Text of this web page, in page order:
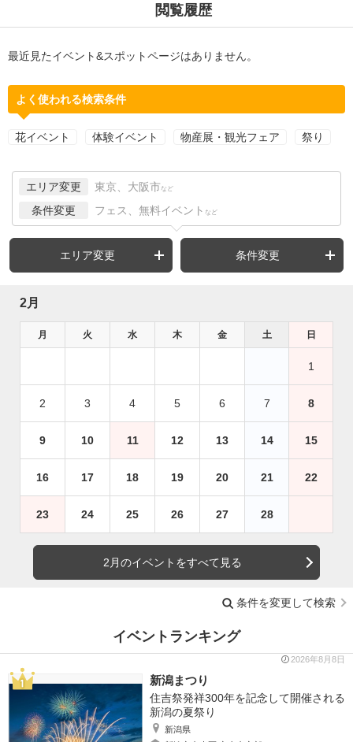
閲覧履歴
最近見たイベント&スポットページはありません。
よく使われる検索条件
花イベント 体験イベント 物産展・観光フェア 祭り
エリア変更 東京、大阪市 など
条件変更 フェス、無料イベント など
エリア変更 条件変更
2月
月 火 水 木 金 土 日
1
2 3 4 5 6 7 8
9 10 11 12 13 14 15
16 17 18 19 20 21 22
23 24 25 26 27 28
2月のイベントをすべて見る
条件を変更して検索
イベントランキング
2026年8月8日
新潟まつり
住吉祭発祥300年を記念して開催される
新潟の夏祭り
新潟県